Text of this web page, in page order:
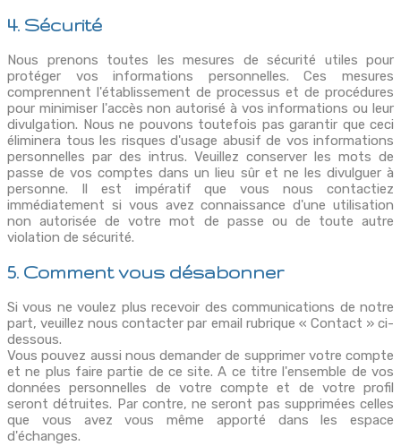
4. Sécurité
Nous prenons toutes les mesures de sécurité utiles pour
protéger vos informations personnelles. Ces mesures
comprennent l'établissement de processus et de procédures
pour minimiser l'accès non autorisé à vos informations ou leur
divulgation. Nous ne pouvons toutefois pas garantir que ceci
éliminera tous les risques d'usage abusif de vos informations
personnelles par des intrus. Veuillez conserver les mots de
passe de vos comptes dans un lieu sûr et ne les divulguer à
personne. Il est impératif que vous nous contactiez
immédiatement si vous avez connaissance d'une utilisation
non autorisée de votre mot de passe ou de toute autre
violation de sécurité.
5. Comment vous désabonner
Si vous ne voulez plus recevoir des communications de notre
part, veuillez nous contacter par email rubrique « Contact » ci-
dessous.
Vous pouvez aussi nous demander de supprimer votre compte
et ne plus faire partie de ce site. A ce titre l'ensemble de vos
données personnelles de votre compte et de votre profil
seront détruites. Par contre, ne seront pas supprimées celles
que vous avez vous même apporté dans les espace
d'échanges.